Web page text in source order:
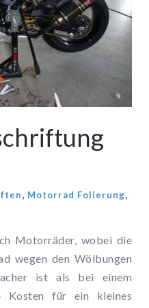
Motorrad Folierung
Motorräder, wobei die
wegen den Wölbungen
ist als bei einem
Kosten für ein kleines